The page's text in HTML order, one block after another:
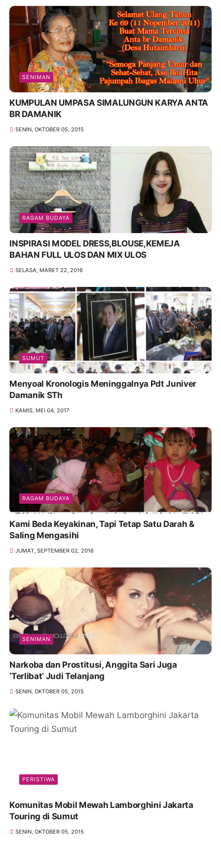
SENIMAN
KUMPULAN UMPASA SIMALUNGUN KARYA ANTA
BR DAMANIK
SENIN, OKTOBER 05, 2015
RAGAM BUDAYA
INSPIRASI MODEL DRESS,BLOUSE,KEMEJA
BAHAN FULL ULOS DAN MIX ULOS
SELASA, MARET 22, 2016
SUMUT
Menyoal Kronologis Meninggalnya Pdt Juniver
Damanik STh
KAMIS, MEI 04, 2017
RAGAM BUDAYA
Kami Beda Keyakinan, Tapi Tetap Satu Darah &
Saling Mengasihi
JUMAT, SEPTEMBER 02, 2016
SENIMAN
Narkoba dan Prostitusi, Anggita Sari Juga
‘Terlibat’ Judi Telanjang
SENIN, OKTOBER 05, 2015
PERISTIWA
Komunitas Mobil Mewah Lamborghini Jakarta
Touring di Sumut
SENIN, OKTOBER 05, 2015